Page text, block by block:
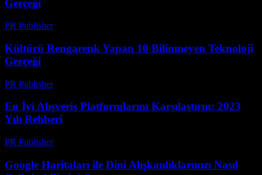
Gerçeği
PR Publisher-
Kültürü Rengarenk Yapan 10 Bilinmeyen Teknoloji
Gerçeği
PR Publisher-
En İyi Alışveriş Platformlarını Karşılaştırın: 2023
Yılı Rehberi
PR Publisher-
Google Haritaları ile Dini Alışkanlıklarınızı Nasıl